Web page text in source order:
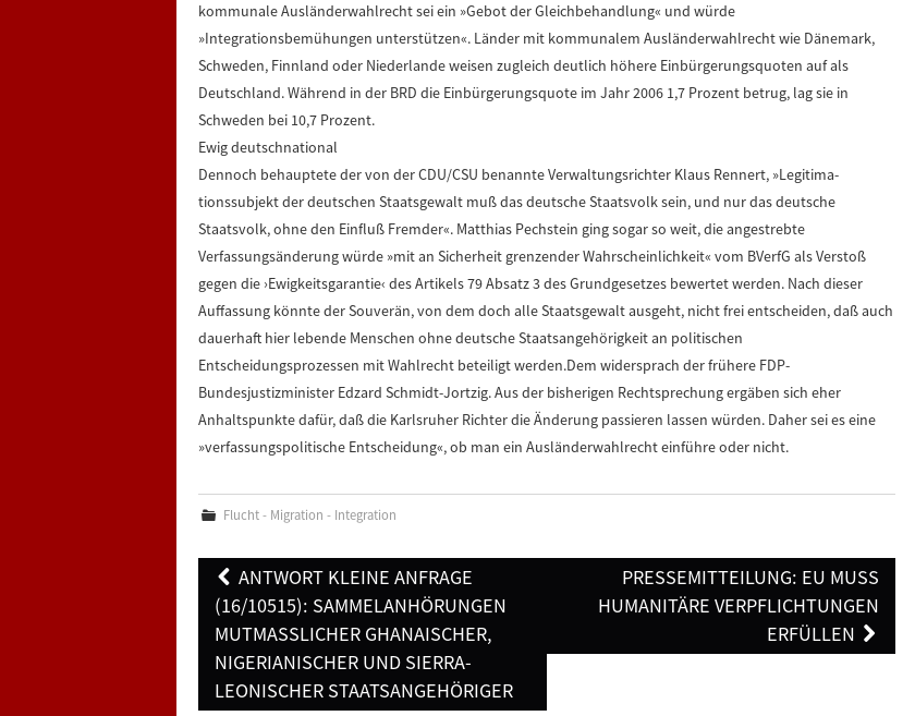
kommunale Ausländerwahlrecht sei ein »Gebot der Gleichbehandlung« und würde
»Integrationsbemühungen unterstützen«. Länder mit kommunalem Ausländerwahlrecht wie Dänemark,
Schweden, Finnland oder Niederlande weisen zugleich deutlich höhere Einbürgerungsquoten auf als
Deutschland. Während in der BRD die Einbürgerungsquote im Jahr 2006 1,7 Prozent betrug, lag sie in
Schweden bei 10,7 Prozent.
Ewig deutschnational
Dennoch behauptete der von der CDU/CSU benannte Verwaltungsrichter Klaus Rennert, »Legitima­
tionssubjekt der deutschen Staatsgewalt muß das deutsche Staatsvolk sein, und nur das deutsche
Staatsvolk, ohne den Einfluß Fremder«. Matthias Pechstein ging sogar so weit, die angestrebte
Verfassungsänderung würde »mit an Sicherheit grenzender Wahrscheinlichkeit« vom BVerfG als Verstoß
gegen die ›Ewigkeitsgarantie‹ des Artikels 79 Absatz 3 des Grundgesetzes bewertet werden. Nach dieser
Auffassung könnte der Souverän, von dem doch alle Staatsgewalt ausgeht, nicht frei entscheiden, daß auch
dauerhaft hier lebende Menschen ohne deutsche Staatsangehörigkeit an politischen
Entscheidungsprozessen mit Wahlrecht beteiligt werden.Dem widersprach der frühere FDP-
Bundesjustizminister Edzard Schmidt-Jortzig. Aus der bisherigen Rechtsprechung ergäben sich eher
Anhaltspunkte dafür, daß die Karlsruher Richter die Änderung passieren lassen würden. Daher sei es eine
»verfassungspolitische Entscheidung«, ob man ein Ausländerwahlrecht einführe oder nicht.
Flucht - Migration - Integration
Post
navigation
ANTWORT KLEINE ANFRAGE
(16/10515): SAMMELANHÖRUNGEN
MUTMASSLICHER GHANAISCHER, N
IGERIANISCHER UND SIERRA-L
EONISCHER STAATSANGEHÖRIGER
PRESSEMITTEILUNG: EU MUSS
HUMANITÄRE VERPFLICHTUNGEN
ERFÜLLEN